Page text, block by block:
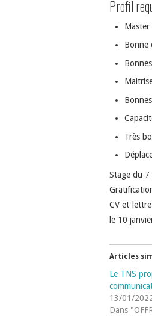
Profil
Master
Bonne
Très
Stage du 7
CV et
le 10
Articles
Le TNS
13/01/
Dans